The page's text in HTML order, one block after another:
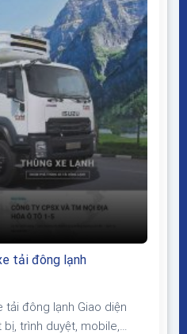
tải đông lạnh
đông lạnh Giao diện
trình duyệt, mobile,